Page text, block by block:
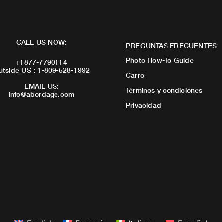
CALL US NOW:
+1877-7790114
US : 1-809-528-1992
EMAIL US:
info@abordage.com
PREGUNTAS FRECUENTES
Photo How-To Guide
Carro
Términos y condiciones
Privacidad